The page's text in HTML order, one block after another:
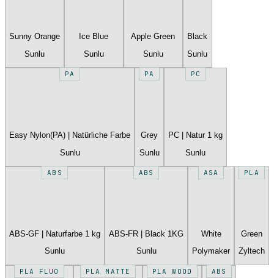
Sunny Orange
Sunlu
Ice Blue
Sunlu
Apple Green
Sunlu
Black
Sunlu
PA
Easy Nylon(PA) | Natürliche Farbe
Sunlu
PA
Grey
Sunlu
PC
PC | Natur 1 kg
Sunlu
ABS
ABS-GF | Naturfarbe 1 kg
Sunlu
ABS
ABS-FR | Black 1KG
Sunlu
ASA
White
Polymaker
PLA
Green
Zyltech
PLA FLUO PLA MATTE PLA WOOD ABS